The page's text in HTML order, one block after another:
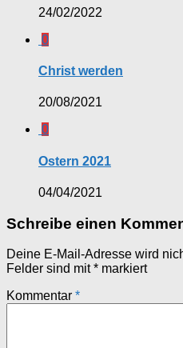
24/02/2022
0
Christ werden
20/08/2021
0
Ostern 2021
04/04/2021
Schreibe einen
Deine E-Mail-Adresse wird
Felder sind mit* markiert
Kommentar *